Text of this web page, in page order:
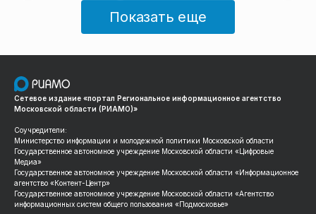
Показать еще
Сетевое издание «портал Региональное информационное агентство
Московской области (РИАМО)»
Соучредители:
Министерство информации и молодежной политики Московской области
Государственное автономное учреждение Московской области «Цифровые
Медиа»
Государственное автономное учреждение Московской области «Информационное
агентство «Контент-Центр»
Государственное автономное учреждение Московской области «Агентство
информационных систем общего пользования «Подмосковье»